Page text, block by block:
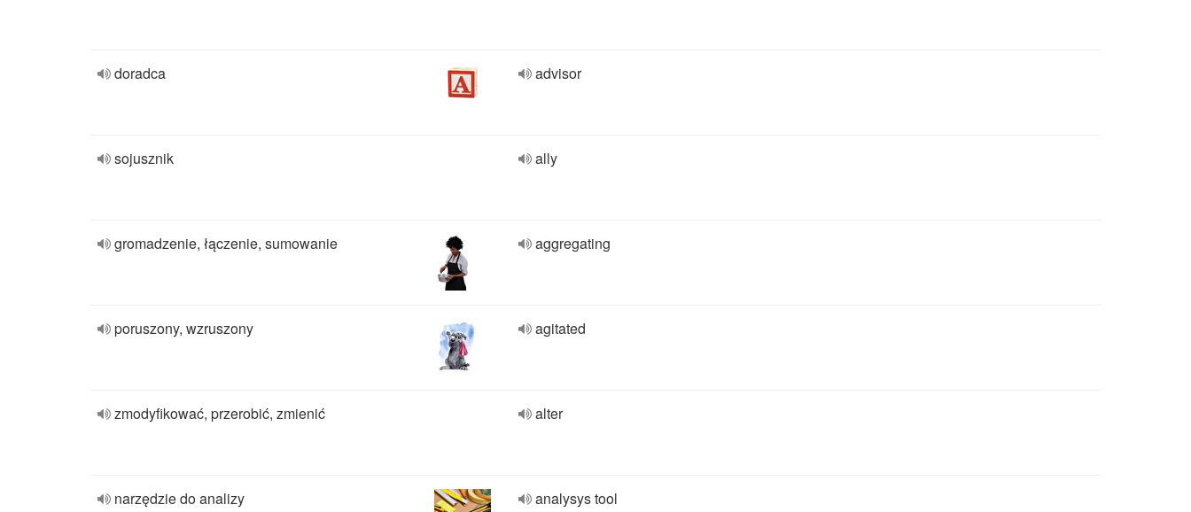
doradca advisor
sojusznik ally
gromadzenie, łączenie, sumowanie aggregating
poruszony, wzruszony agitated
zmodyfikować, przerobić, zmienić alter
narzędzie do analizy analysys tool